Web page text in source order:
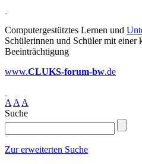
Computergestütztes Lernen und
Schülerinnen und Schüler mit einer
Beeinträchtigung
www.CLUKS-forum-bw.de
A A A
Suche
Zur erweiterten Suche